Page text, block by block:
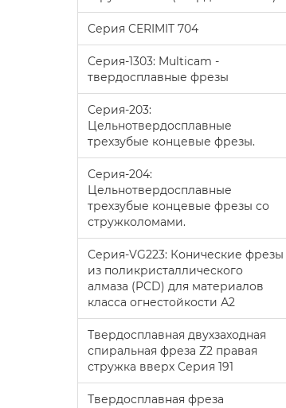
Серия CERIMIT 704
Серия-1303: Multicam -
твердосплавные фрезы
Серия-203:
Цельнотвердосплавные
трехзубые концевые фрезы.
Серия-204:
Цельнотвердосплавные
трехзубые концевые фрезы со
стружколомами.
Серия-VG223: Конические фрезы
из поликристаллического
алмаза (PCD) для материалов
класса огнестойкости А2
Твердосплавная двухзаходная
спиральная фреза Z2 правая
стружка вверх Серия 191
Твердосплавная фреза